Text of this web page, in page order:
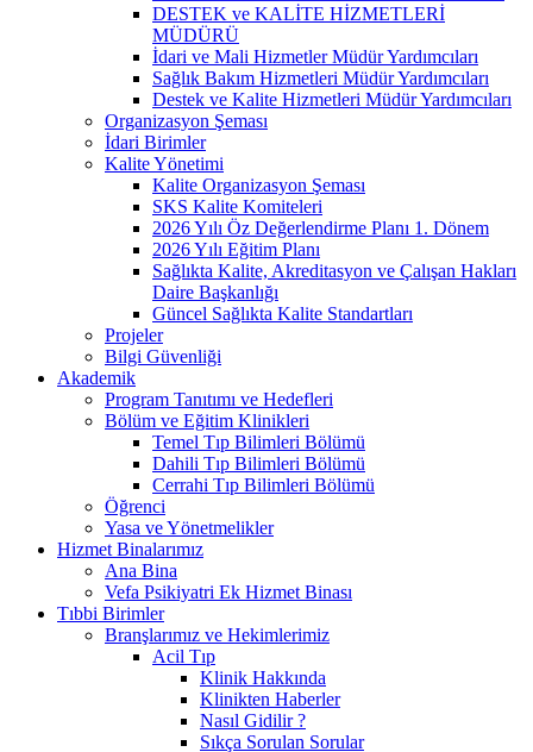
DESTEK ve KALİTE HİZMETLERİ
MÜDÜRÜ
İdari ve Mali Hizmetler Müdür Yardımcıları
Sağlık Bakım Hizmetleri Müdür Yardımcıları
Destek ve Kalite Hizmetleri Müdür Yardımcıları
Organizasyon Şeması
İdari Birimler
Kalite Yönetimi
Kalite Organizasyon Şeması
SKS Kalite Komiteleri
2026 Yılı Öz Değerlendirme Planı 1. Dönem
2026 Yılı Eğitim Planı
Sağlıkta Kalite, Akreditasyon ve Çalışan Hakları
Daire Başkanlığı
Güncel Sağlıkta Kalite Standartları
Projeler
Bilgi Güvenliği
Akademik
Program Tanıtımı ve Hedefleri
Bölüm ve Eğitim Klinikleri
Temel Tıp Bilimleri Bölümü
Dahili Tıp Bilimleri Bölümü
Cerrahi Tıp Bilimleri Bölümü
Öğrenci
Yasa ve Yönetmelikler
Hizmet Binalarımız
Ana Bina
Vefa Psikiyatri Ek Hizmet Binası
Tıbbi Birimler
Branşlarımız ve Hekimlerimiz
Acil Tıp
Klinik Hakkında
Klinikten Haberler
Nasıl Gidilir ?
Sıkça Sorulan Sorular